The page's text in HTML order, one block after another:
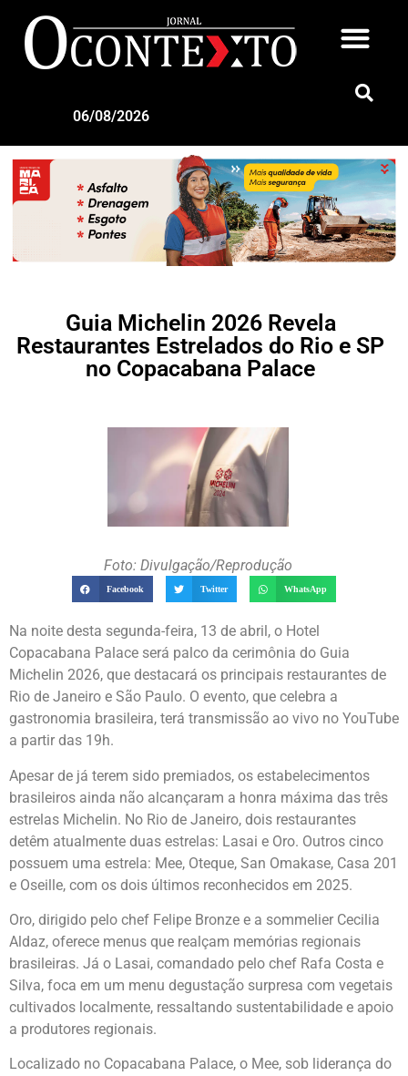
06/08/2026
Guia Michelin 2026 Revela
Restaurantes Estrelados do Rio e SP
no Copacabana Palace
Foto: Divulgação/Reprodução
Facebook Twitter WhatsApp
Na noite desta segunda-feira, 13 de abril, o Hotel
Copacabana Palace será palco da cerimônia do Guia
Michelin 2026, que destacará os principais restaurantes de
Rio de Janeiro e São Paulo. O evento, que celebra a
gastronomia brasileira, terá transmissão ao vivo no YouTube
a partir das 19h.
Apesar de já terem sido premiados, os estabelecimentos
brasileiros ainda não alcançaram a honra máxima das três
estrelas Michelin. No Rio de Janeiro, dois restaurantes
detêm atualmente duas estrelas: Lasai e Oro. Outros cinco
possuem uma estrela: Mee, Oteque, San Omakase, Casa 201
e Oseille, com os dois últimos reconhecidos em 2025.
Oro, dirigido pelo chef Felipe Bronze e a sommelier Cecilia
Aldaz, oferece menus que realçam memórias regionais
brasileiras. Já o Lasai, comandado pelo chef Rafa Costa e
Silva, foca em um menu degustação surpresa com vegetais
cultivados localmente, ressaltando sustentabilidade e apoio
a produtores regionais.
Localizado no Copacabana Palace, o Mee, sob liderança do